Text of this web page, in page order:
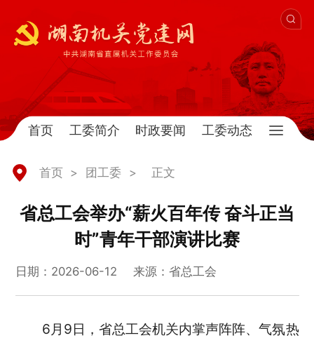
首页 工委简介 时政要闻 工委动态
首页 > 团工委 > 正文
省总工会举办“薪火百年传 奋斗正当
时”青年干部演讲比赛
日期：2026-06-12 来源：省总工会
6 月 9日，省总工会机关内掌声阵阵、气氛热